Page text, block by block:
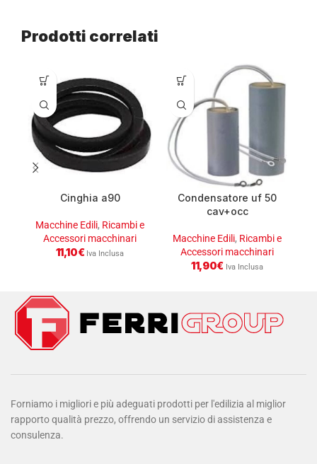
Prodotti correlati
Cinghia a90
Macchine Edili, Ricambi e
Accessori macchinari
11,10€ Iva Inclusa
Condensatore uf 50
cav+occ
Macchine Edili, Ricambi e
Accessori macchinari
11,90€ Iva Inclusa
Forniamo i migliori e più adeguati prodotti per l'edilizia al miglior
rapporto qualità prezzo, offrendo un servizio di assistenza e
consulenza.